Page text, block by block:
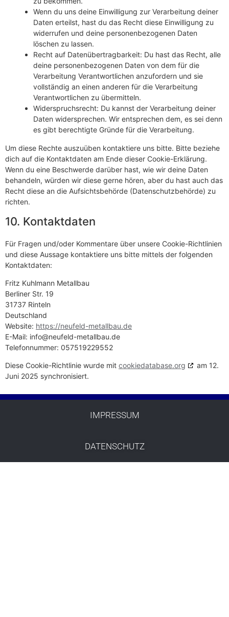
Wenn du uns deine Einwilligung zur Verarbeitung deiner
Daten erteilst, hast du das Recht diese Einwilligung zu
widerrufen und deine personenbezogenen Daten
löschen zu lassen.
Recht auf Datenübertragbarkeit: Du hast das Recht, alle
deine personenbezogenen Daten von dem für die
Verarbeitung Verantwortlichen anzufordern und sie
vollständig an einen anderen für die Verarbeitung
Verantwortlichen zu übermitteln.
Widerspruchsrecht: Du kannst der Verarbeitung deiner
Daten widersprechen. Wir entsprechen dem, es sei denn
es gibt berechtigte Gründe für die Verarbeitung.
Um diese Rechte auszuüben kontaktiere uns bitte. Bitte beziehe
dich auf die Kontaktdaten am Ende dieser Cookie-Erklärung.
Wenn du eine Beschwerde darüber hast, wie wir deine Daten
behandeln, würden wir diese gerne hören, aber du hast auch das
Recht diese an die Aufsichtsbehörde (Datenschutzbehörde) zu
richten.
10. Kontaktdaten
Für Fragen und/oder Kommentare über unsere Cookie-Richtlinien
und diese Aussage kontaktiere uns bitte mittels der folgenden
Kontaktdaten:
Fritz Kuhlmann Metallbau
Berliner Str. 19
31737 Rinteln
Deutschland
Website: https://neufeld-metallbau.de
E-Mail: info@neufeld-metallbau.de
Telefonnummer: 057519229552
Diese Cookie-Richtlinie wurde mit cookiedatabase.org
am 12.
Juni 2025 synchronisiert.
IMPRESSUM
DATENSCHUTZ